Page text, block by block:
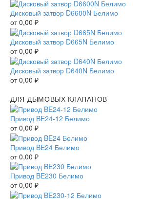
Дисковый затвор D6600N Белимо
от0,00 ₽
Дисковый затвор D665N Белимо
от0,00 ₽
Дисковый затвор D640N Белимо
от0,00 ₽
ДЛЯ ДЫМОВЫХ КЛАПАНОВ
Привод BE24-12 Белимо
от0,00 ₽
Привод BE24 Белимо
от0,00 ₽
Привод BE230 Белимо
от0,00 ₽